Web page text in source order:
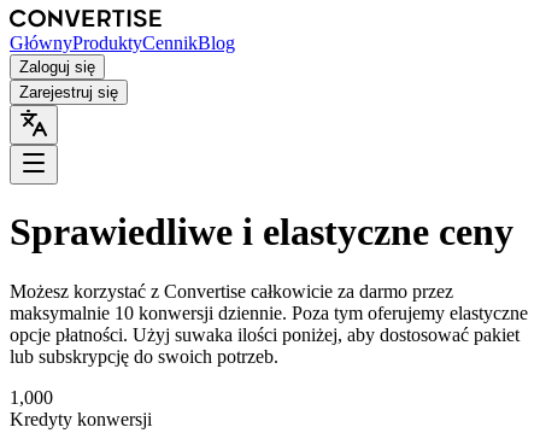
GłównyProduktyCennikBlog
Zaloguj się
Zarejestruj się
Sprawiedliwe i elastyczne ceny
Możesz korzystać z Convertise całkowicie za darmo przez
maksymalnie 10 konwersji dziennie. Poza tym oferujemy elastyczne
opcje płatności. Użyj suwaka ilości poniżej, aby dostosować pakiet
lub subskrypcję do swoich potrzeb.
1,000
Kredyty konwersji